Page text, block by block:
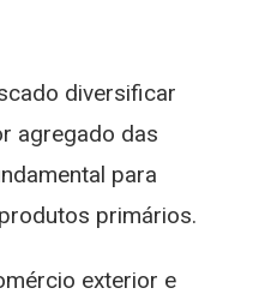
diversificar
agregado das
para
primários.
exterior e